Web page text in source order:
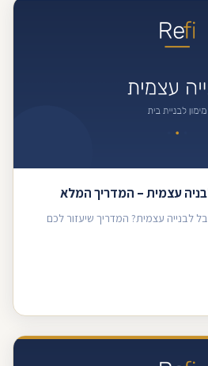
עצמית – המדריך המלא
לבנייה עצמית? המדריך שיעזור לכם